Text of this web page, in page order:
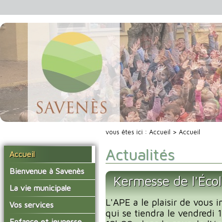
Accueil
Bienvenue à Savenès
Situer Savenès
Savenès en chiffre
L'histoire du village
La vie municipale
Vos élus
Les compte-rendus du
Vos services
La mairie
vous êtes ici : Accueil > Accueil
Actualités
Kermesse de
L'APE a le plaisir de vous
qui se tiendra le vendredi